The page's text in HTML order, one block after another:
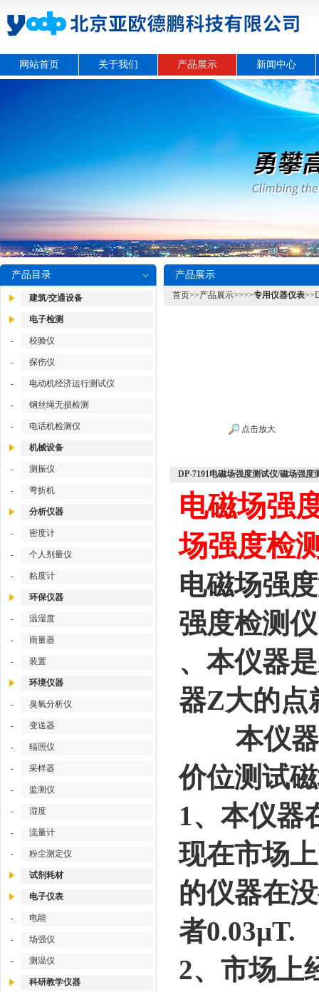
网站首页 关于我们 产品展示 新闻中心
产品目录
建筑/交通设备
电子检测
- 校验仪
- 探伤仪
- 电动机经济运行测试仪
- 钢丝绳无损检测
- 电话机检测仪
机械设备
- 测振仪
- 弯折机
分析仪器
- 密度计
- 个人剂量仪
- 粘度计
环保仪器
- 温湿度
- 雨量器
- 装置
环境仪器
- 臭氧分析仪
- 变送器
- 辐照仪
- 采样器
- 监测仪
- 湿度
- 流量计
- 粉尘测定仪
试剂耗材
电子仪表
- 电能
- 场强仪
- 测温仪
科研教学仪器
产品展示
首页>>产品展示>>>>专用仪器仪表
点击放大
DP-7191电磁场强度测试仪/磁场强度
电磁场强
场强度检
电磁场强
强度检测
、本仪器
器Z大的点
本仪器
价位测试
1、本仪器
现在市场
的仪器在
者0.03μT.
2、市场上